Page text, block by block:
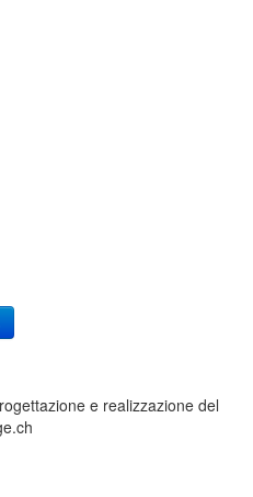
e realizzazione del